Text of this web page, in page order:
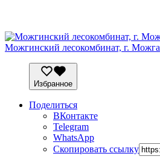
Можгинский лесокомбинат, г. Можга
Избранное
Поделиться
ВКонтакте
Telegram
WhatsApp
Скопировать ссылку